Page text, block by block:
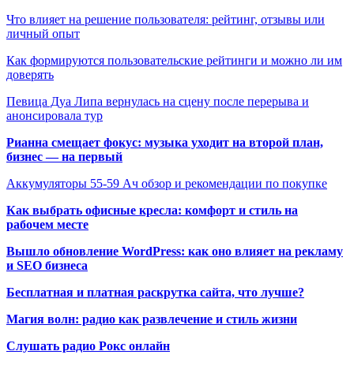
Что влияет на решение пользователя: рейтинг, отзывы или
личный опыт
Как формируются пользовательские рейтинги и можно ли им
доверять
Певица Дуа Липа вернулась на сцену после перерыва и
анонсировала тур
Рианна смещает фокус: музыка уходит на второй план,
бизнес — на первый
Аккумуляторы 55-59 Ач обзор и рекомендации по покупке
Как выбрать офисные кресла: комфорт и стиль на
рабочем месте
Вышло обновление WordPress: как оно влияет на рекламу
и SEO бизнеса
Бесплатная и платная раскрутка сайта, что лучше?
Магия волн: радио как развлечение и стиль жизни
Слушать радио Рокс онлайн